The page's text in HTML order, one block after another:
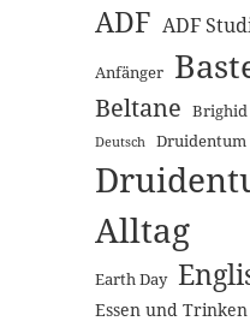
ADF ADF
Anfänger
Beltane Brighid
Deutsch Druidentum
Alltag
Earth Day
Essen und Trinken